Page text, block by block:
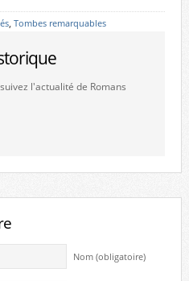
, Tombes remarquables
l'actualité de Romans
Nom (obligatoire)